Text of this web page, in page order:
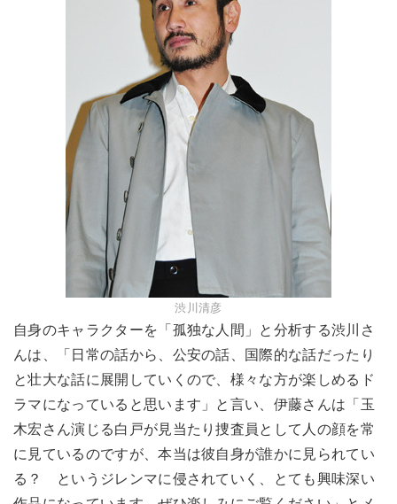
渋川清彦
自身のキャラクターを「孤独な人間」と分析する渋川さ
んは、「日常の話から、公安の話、国際的な話だったり
と壮大な話に展開していくので、様々な方が楽しめるド
ラマになっていると思います」と言い、伊藤さんは「玉
木宏さん演じる白戸が見当たり捜査員として人の顔を常
に見ているのですが、本当は彼自身が誰かに見られてい
る？ というジレンマに侵されていく、とても興味深い